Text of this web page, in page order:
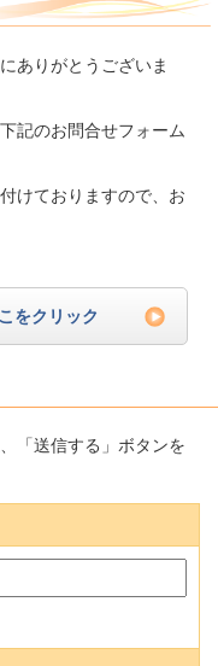
ありがとうございま
記のお問合せフォーム
けておりますので、お
をクリック
「送信する」ボタンを